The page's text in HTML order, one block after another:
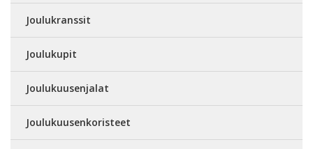
Joulukranssit
Joulukupit
Joulukuusenjalat
Joulukuusenkoristeet